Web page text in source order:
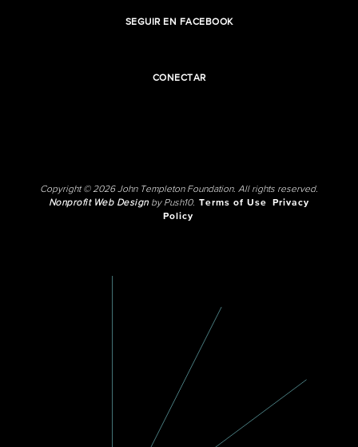
SEGUIR EN FACEBOOK
CONECTAR
Copyright © 2026 John Templeton Foundation. All rights reserved.
Nonprofit Web Designby Push10. Terms of Use
Privacy
Policy